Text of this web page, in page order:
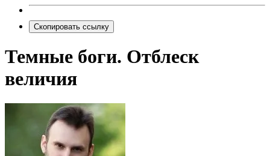
Скопировать ссылку
Темные боги. Отблеск
величия